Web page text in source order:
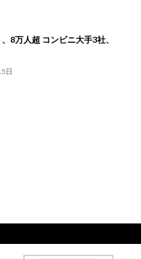
8万人超 コンビニ大手3社、
日